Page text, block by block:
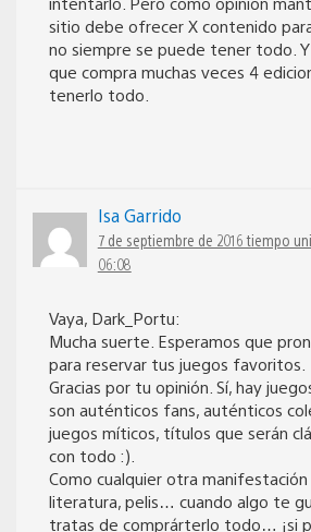
sitio debe ofrecer X contenido
no siempre se puede tener todo.
que compra muchas veces 4
tenerlo todo.
Isa Garrido
7 de septiembre de 2016 tiempo
06:08
Vaya, Dark_Portu:
Mucha suerte. Esperamos que
para reservar tus juegos favoritos.
Gracias por tu opinión. Sí, hay
son auténticos fans, auténticos
juegos míticos, títulos que serán
con todo :).
Como cualquier otra manifestación
literatura, pelis… cuando algo te
tratas de comprárterlo todo… ¡si